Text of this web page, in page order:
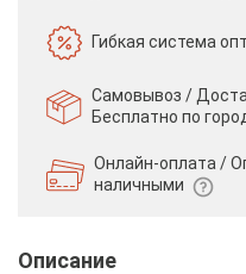
Гибкая система
Самовывоз /
Бесплатно по
Онлайн-оплата /
наличными
Описание